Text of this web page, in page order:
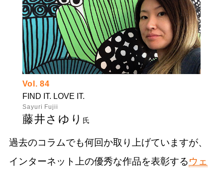
Vol. 84
FIND IT. LOVE IT.
Sayuri Fujii
藤井さゆり 氏
過去のコラムでも何回か取り上げていますが、
インターネット上の優秀な作品を表彰するウェ